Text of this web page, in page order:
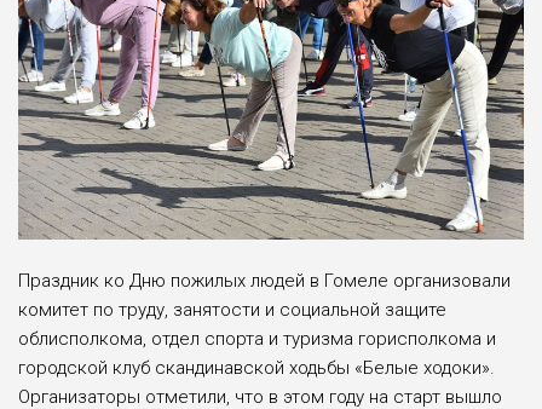
Праздник ко Дню пожилых людей в Гомеле организовали
комитет по труду, занятости и социальной защите
облисполкома, отдел спорта и туризма горисполкома и
городской клуб скандинавской ходьбы «Белые ходоки».
Организаторы отметили, что в этом году на старт вышло